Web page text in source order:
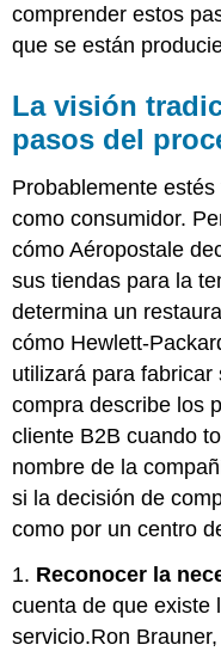
comprender estos
que se están
La visión
pasos del
Probablemente
como consumidor.
cómo Aéropostale
sus tiendas para la
determina un
cómo Hewlett-
utilizará para
compra describe los
cliente B2B cuando
nombre de la
si la decisión de
como por un centro
1. Reconocer la
cuenta de que existe
servicio.Ron